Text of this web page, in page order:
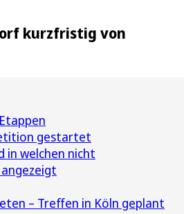
kurzfristig von
gestartet
in welchen nicht
– Treffen in Köln geplant